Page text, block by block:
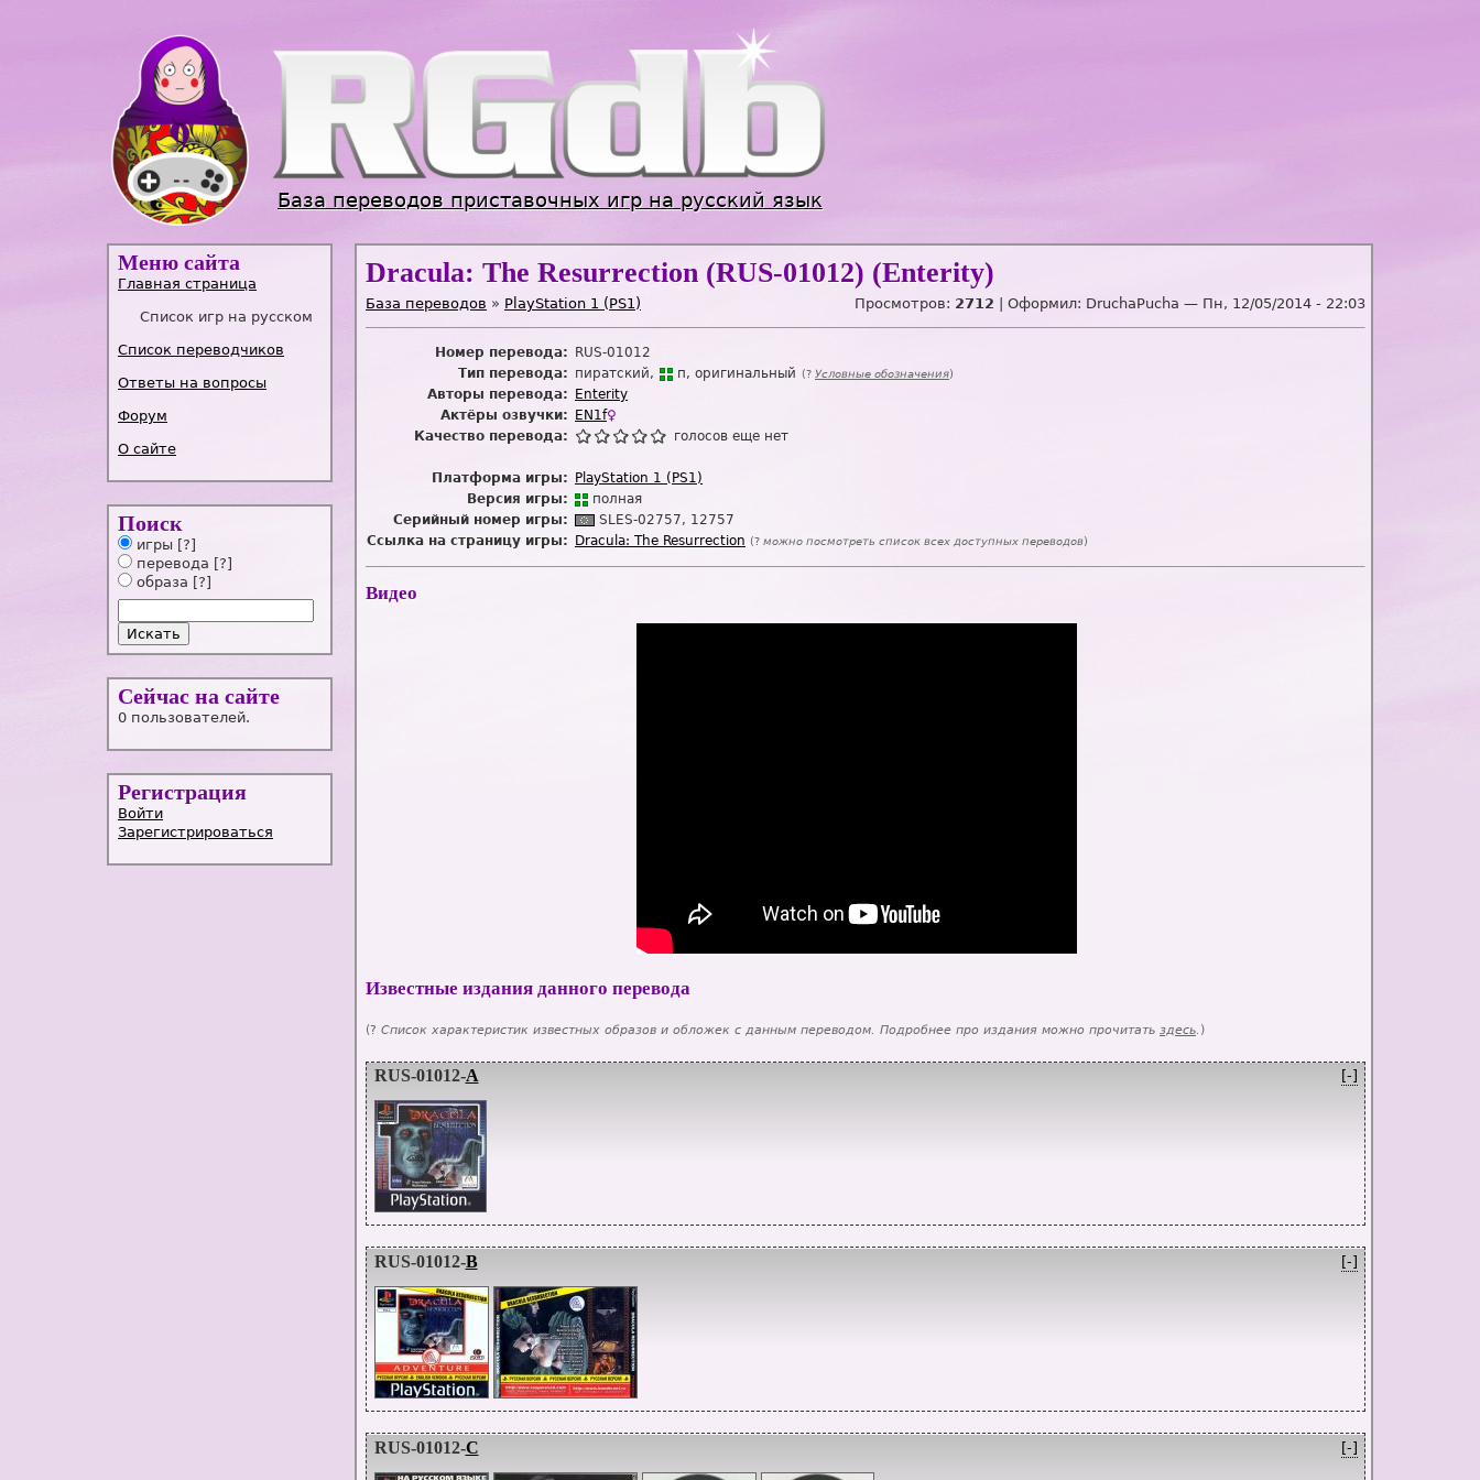
База переводов приставочных игр на русский язык
Меню сайта
Главная страница
Список игр на русском
Список переводчиков
Ответы на вопросы
Форум
О сайте
Поиск
игры [?]
перевода [?]
образа [?]
Сейчас на сайте
0 пользователей.
Регистрация
Войти
Зарегистрироваться
Dracula: The Resurrection (RUS-01012) (Enterity)
База переводов » PlayStation 1 (PS1) Просмотров: 2712 | Оформил: DruchaPucha — Пн, 12/05/2014 - 22:03
Номер перевода:
RUS-01012
Тип перевода: пиратский п оригинальный (? Условные обозначения)
Авторы перевода:
Enterity
Актёры озвучки:
EN1f♀
Качество перевода:
голосов еще нет
Платформа игры:
PlayStation 1 (PS1)
Версия игры:
полная
Серийный номер игры:
SLES-02757, 12757
Ссылка на страницу игры:
Dracula: The Resurrection (? можно посмотреть список всех доступных переводов)
Видео
Известные издания данного перевода
(? Список характеристик известных образов и обложек с данным переводом. Подробнее про издания можно прочитать здесь. )
[-]
RUS-01012-A
[-]
RUS-01012-B
[-]
RUS-01012-C